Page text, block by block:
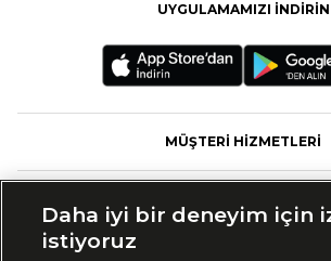
UYGULAMAMIZI İNDİRİN
MÜŞTERİ HİZMETLERİ
Daha iyi bir deneyim için
istiyoruz